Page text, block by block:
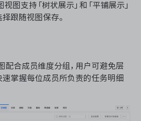
视图支持「树状展示」和「平铺展示」
跟随视图保存。
配合成员维度分组，用户可避免层
速掌握每位成员所负责的任务明细